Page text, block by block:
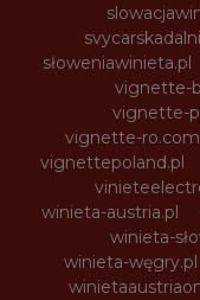
słoweniawinieta.pl
vignette-
vignette-
vignette-ro.com
vignettepoland.pl
winieta-austria.pl
winieta-
winieta-węgry.pl